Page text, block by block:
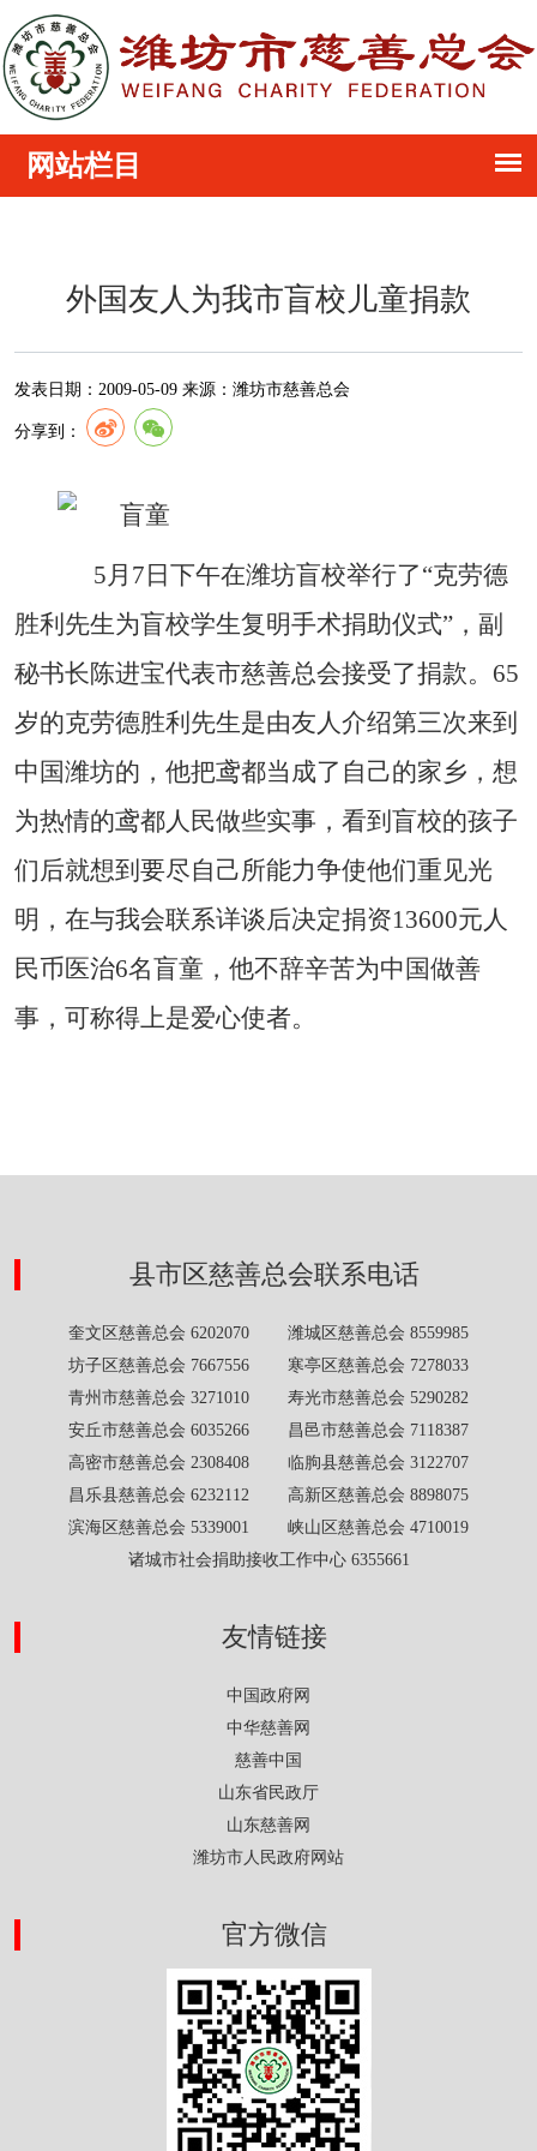
外国友人为我市盲校儿童捐款
发表日期： 2009-05-09 来源： 潍坊市慈善总会
分享到：
5 月 7 日下午在潍坊盲校举行了“克劳德
胜利先生为盲校学生复明手术捐助仪式”，副
秘书长陈进宝代表市慈善总会接受了捐款。 65
岁的克劳德胜利先生是由友人介绍第三次来到
中国潍坊的，他把鸢都当成了自己的家乡，想
为热情的鸢都人民做些实事，看到盲校的孩子
们后就想到要尽自己所能力争使他们重见光
明，在与我会联系详谈后决定捐资13600元人
民币医治6名盲童，他不辞辛苦为中国做善
事，可称得上是爱心使者。
县市区慈善总会联系电话
奎文区慈善总会 6202070 潍城区慈善总会 8559985
坊子区慈善总会 7667556 寒亭区慈善总会 7278033
青州市慈善总会 3271010 寿光市慈善总会 5290282
安丘市慈善总会 6035266 昌邑市慈善总会 7118387
高密市慈善总会 2308408 临朐县慈善总会 3122707
昌乐县慈善总会 6232112 高新区慈善总会 8898075
滨海区慈善总会 5339001 峡山区慈善总会 4710019
诸城市社会捐助接收工作中心 6355661
友情链接
中国政府网
中华慈善网
慈善中国
山东省民政厅
山东慈善网
潍坊市人民政府网站
官方微信